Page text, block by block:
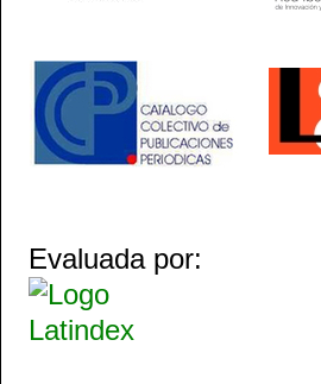
Evaluada por: